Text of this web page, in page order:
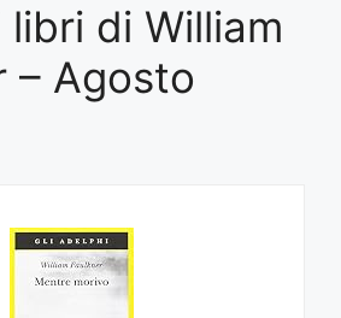
libri di William
– Agosto